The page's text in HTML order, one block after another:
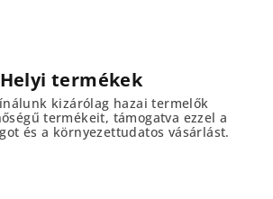
Helyi termékek
kizárólag hazai termelők
termékeit, támogatva ezzel a
és a környezettudatos vásárlást.